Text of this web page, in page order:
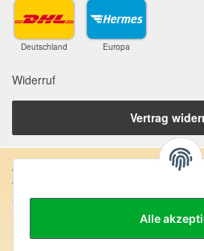
Alle
Deutschland Europa
Widerruf
Vertrag
Anschrift:
SteinZeitOase
D-75391 Gechingen